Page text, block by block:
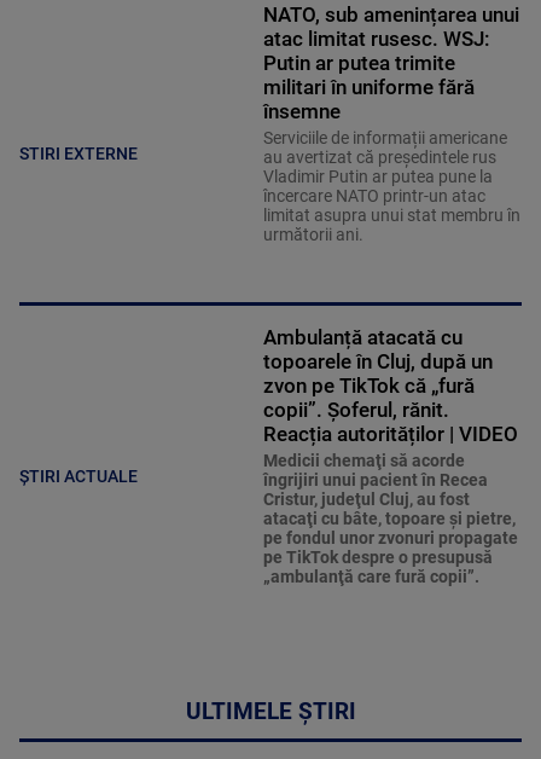
STIRI EXTERNE
NATO, sub amenințarea unui
atac limitat rusesc. WSJ:
Putin ar putea trimite
militari în uniforme fără
însemne
Serviciile de informații americane
au avertizat că președintele rus
Vladimir Putin ar putea pune la
încercare NATO printr-un atac
limitat asupra unui stat membru în
următorii ani.
ȘTIRI ACTUALE
Ambulanță atacată cu
topoarele în Cluj, după un
zvon pe TikTok că „fură
copii”. Șoferul, rănit.
Reacția autorităților | VIDEO
Medicii chemaţi să acorde
îngrijiri unui pacient în Recea
Cristur, judeţul Cluj, au fost
atacaţi cu bâte, topoare şi pietre,
pe fondul unor zvonuri propagate
pe TikTok despre o presupusă
„ambulanţă care fură copii”.
ULTIMELE ȘTIRI